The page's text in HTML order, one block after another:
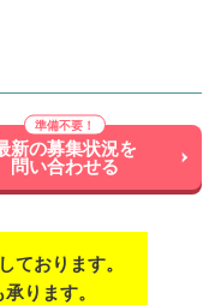
新の募集状況を
問い合わせる
ております。
ります。